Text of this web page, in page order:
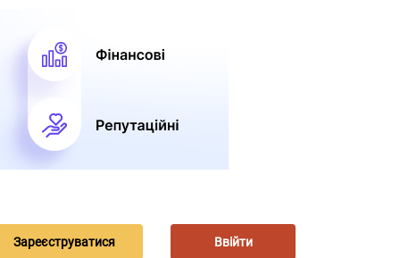
Зареєструватися Ввійти